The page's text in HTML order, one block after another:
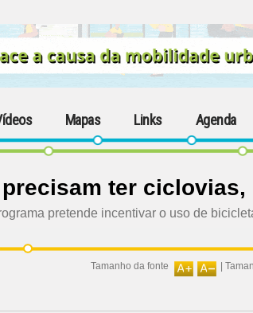
Mapas Links Agenda
ter ciclovias,
pretende incentivar o uso de
Tamanho da fonte